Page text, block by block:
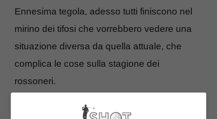
Ennesima tegola, adesso tutti finiscono nel
mirino dei tifosi che vorrebbero vedere una
situazione diversa da quella attuale, che
complica le cose sulla stagione dei
rossoneri.
Il Milan si trova di fronte all’ennesimo